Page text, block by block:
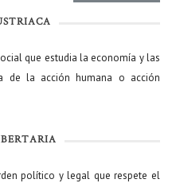
que estudia la economía y las
de la acción humana o acción
político y legal que respete el